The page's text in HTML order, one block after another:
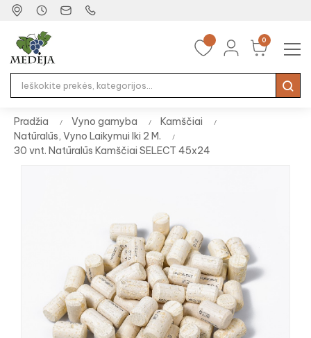
0
☰
Pradžia Vyno gamyba
Kamščiai
Natūralūs, Vyno Laikymui Iki 2 M.
30 vnt. Natūralūs Kamščiai SELECT 45x24